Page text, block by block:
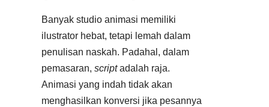
Banyak studio animasi memiliki
ilustrator hebat, tetapi lemah dalam
penulisan naskah. Padahal, dalam
pemasaran, scriptadalah raja.
Animasi yang indah tidak akan
menghasilkan konversi jika pesannya